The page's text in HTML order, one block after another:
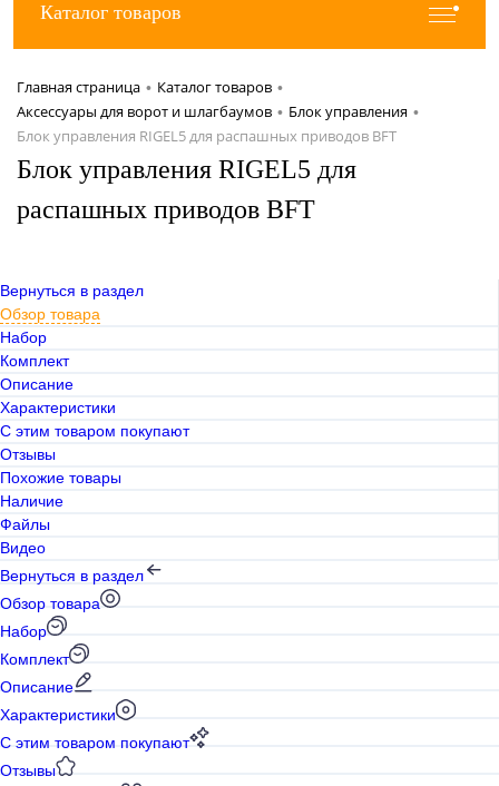
Каталог товаров
Главная страница • Каталог товаров •
Аксессуары для ворот и шлагбаумов • Блок управления •
Блок управления RIGEL5 для распашных приводов BFT
Блок управления RIGEL5 для
распашных приводов BFT
Вернуться в раздел
Обзор товара
Набор
Комплект
Описание
Характеристики
С этим товаром покупают
Отзывы
Похожие товары
Наличие
Файлы
Видео
Вернуться в раздел
Обзор товара
Набор
Комплект
Описание
Характеристики
С этим товаром покупают
Отзывы